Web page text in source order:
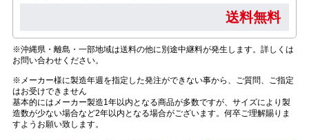
送料無料
※沖縄県・離島・一部地域は送料の他に別途中継料が発生します。詳しくは
お問い合わせください。
※メーカー様に製造年週を指定した発注ができない事から、ご質問、ご指定
はお受けできません
基本的にはメーカー製造1年以内となる商品が多数ですが、サイズにより製
造数が少ない場合など2年以内となる場合がございます。何卒ご理解賜りま
すようお願い致します。